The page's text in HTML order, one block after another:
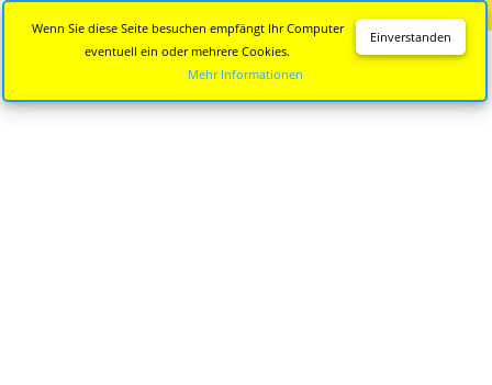
Einverstanden
Wenn Sie diese Seite besuchen empfängt Ihr Computer
eventuell ein oder mehrere Cookies.
Mehr Informationen